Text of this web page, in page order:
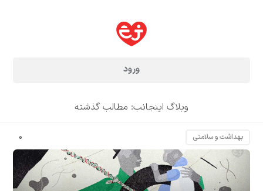
ورود
وبلاگ اینجانب: مطالب گذشته
بهداشت و سلامتی ۰